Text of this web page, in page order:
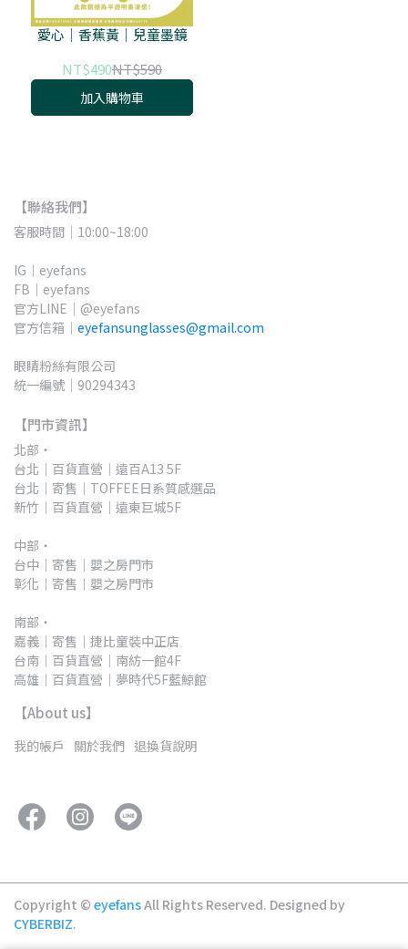
愛心｜香蕉黃｜兒童墨鏡
NT$490NT$590
加入購物車
【聯絡我們】
客服時間｜10:00~18:00
IG｜eyefans
FB｜eyefans
官方LINE｜@eyefans
官方信箱｜ eyefansunglasses@gmail.com
眼睛粉絲有限公司
統一編號｜90294343
【門市資訊】
北部・
台北｜百貨直營｜遠百A13 5F
台北｜寄售｜TOFFEE日系質感選品
新竹｜百貨直營｜遠東巨城5F
中部・
台中｜寄售｜嬰之房門市
彰化｜寄售｜嬰之房門市
南部・
嘉義｜寄售｜捷比童裝中正店
台南｜百貨直營｜南紡一館4F
高雄｜百貨直營｜夢時代5F藍鯨館
【About us】
我的帳戶 關於我們 退換貨說明
Copyright © eyefansAll Rights Reserved. Designed by
CYBERBIZ.